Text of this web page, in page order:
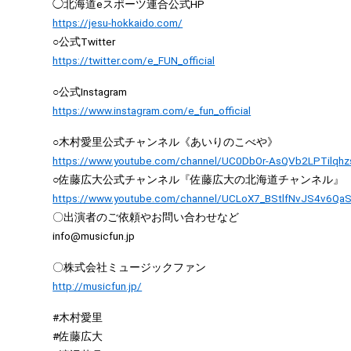
◯北海道eスポーツ連合公式HP
https://jesu-hokkaido.com/
○公式Twitter
https://twitter.com/e_FUN_official
○公式Instagram
https://www.instagram.com/e_fun_official
○木村愛里公式チャンネル《あいりのこべや》
https://www.youtube.com/channel/UC0DbOr-
○佐藤広大公式チャンネル『佐藤広大の北海道チャンネル』
https://www.youtube.com/channel/
〇出演者のご依頼やお問い合わせなど
info@musicfun.jp
〇株式会社ミュージックファン
http://musicfun.jp/
#木村愛里
#佐藤広大